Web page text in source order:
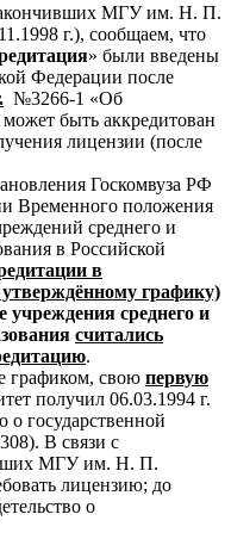
МГУ им. Н. П.
г.), сообщаем, что
» были введены
Федерации после
№3266-1 «Об
может быть аккредитован
лицензии (после
Госкомвуза РФ
Временного положения
среднего и
в Российской
в
утверждённому графику)
учреждения среднего и
считались
.
графиком, свою первую
получил 06.03.1994 г.
о государственной
В связи с
МГУ им. Н. П.
лицензию; до
о